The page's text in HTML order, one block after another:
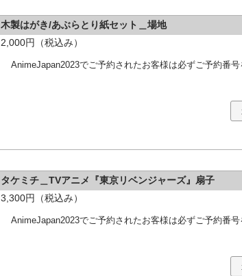
木製はがき/あぶらとり紙セット＿場地
2,000円（税込み）
AnimeJapan2023でご予約されたお客様は必ずご予約番号
タケミチ＿TVアニメ『東京リベンジャーズ』扇子
3,300円（税込み）
AnimeJapan2023でご予約されたお客様は必ずご予約番号